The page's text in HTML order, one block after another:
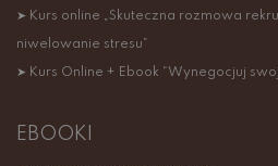
➤ Kurs online „Skuteczna rozmowa
niwelowanie stresu”
➤ Kurs Online + Ebook “Wynegocjuj
EBOOKI